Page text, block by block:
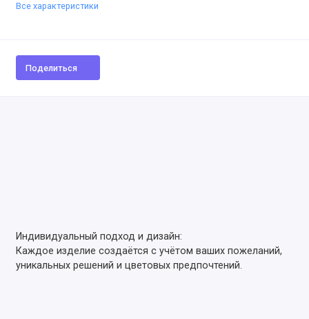
Все характеристики
Поделиться
Индивидуальный подход и дизайн:
Каждое изделие создаётся с учётом ваших пожеланий,
уникальных решений и цветовых предпочтений.